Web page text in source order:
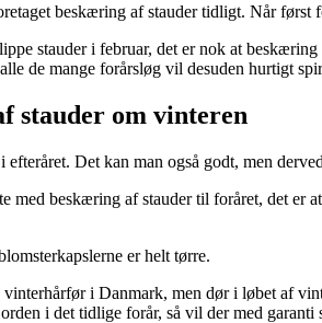
beskæring af stauder tidligt. Når
stauder i februar, det er nok at
de mange forårsløg vil desuden hurtigt
stauder om vinteren
Det kan man også godt, men
med beskæring af stauder til foråret, det er
er helt tørre.
i Danmark, men dør i løbet af
i det tidlige forår, så vil der med